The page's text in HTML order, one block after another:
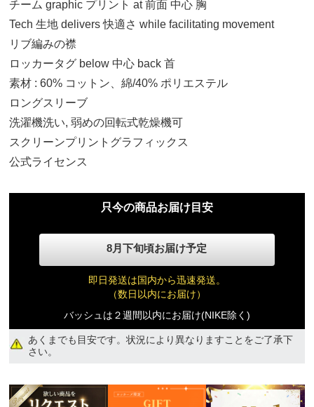
チーム graphic プリント at 前面 中心 胸
Tech 生地 delivers 快適さ while facilitating movement
リブ編みの襟
ロッカータグ below 中心 back 首
素材 : 60% コットン、綿/40% ポリエステル
ロングスリーブ
洗濯機洗い, 弱めの回転式乾燥機可
スクリーンプリントグラフィックス
公式ライセンス
只今の商品お届け目安
8月下旬頃お届け予定
即日発送は国内から迅速発送。
（数日以内にお届け）
バッシュは２週間以内にお届け(NIKE除く)
あくまでも目安です。状況により異なりますことをご了承下
さい。
S
13,840円(税込)
M
13,840円(税込)
13,840円(税込)
13,840円(税込)
13,840円(税込)